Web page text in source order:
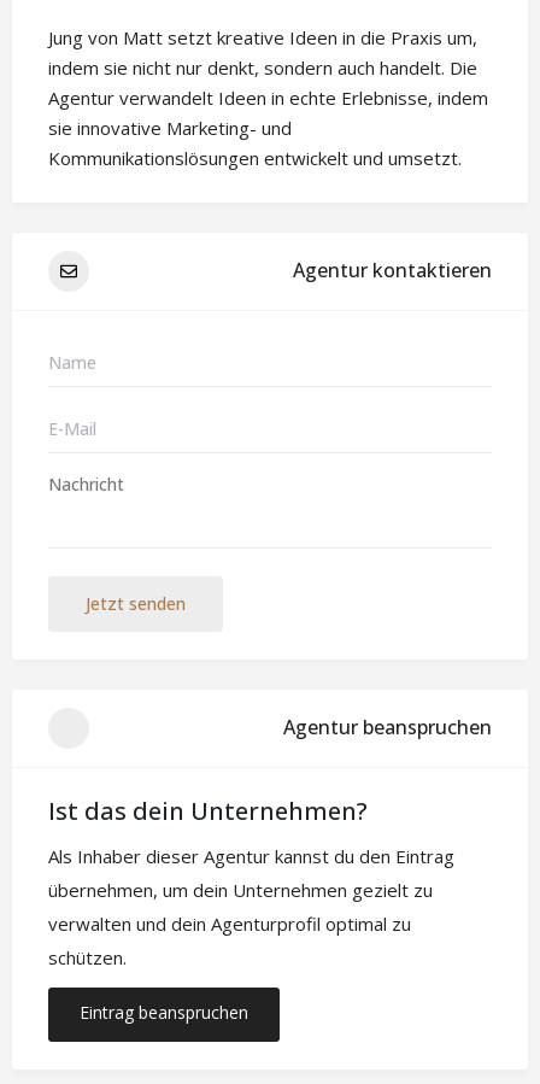
Jung von Matt setzt kreative Ideen in die Praxis um,
indem sie nicht nur denkt, sondern auch handelt. Die
Agentur verwandelt Ideen in echte Erlebnisse, indem
sie innovative Marketing- und
Kommunikationslösungen entwickelt und umsetzt.
Agentur kontaktieren
Jetzt senden
Agentur beanspruchen
Ist das dein Unternehmen?
Als Inhaber dieser Agentur kannst du den Eintrag
übernehmen, um dein Unternehmen gezielt zu
verwalten und dein Agenturprofil optimal zu
schützen.
Eintrag beanspruchen